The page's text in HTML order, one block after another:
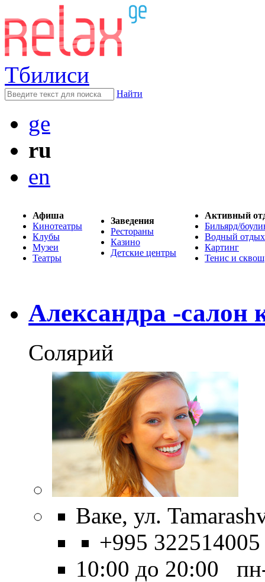
Тбилиси
Найти
ge
ru
en
Афиша
Кинотеатры
Клубы
Музеи
Театры
Заведения
Рестораны
Казино
Детские центры
Активный
Бильярд/
Водный отдых
Картинг
Тенис и сквош
Александра -салон
Солярий
Ваке, ул.
+995 322514005
10:00 до 20:00